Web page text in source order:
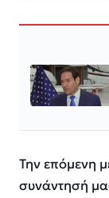
Την επόμενη
συνάντησή